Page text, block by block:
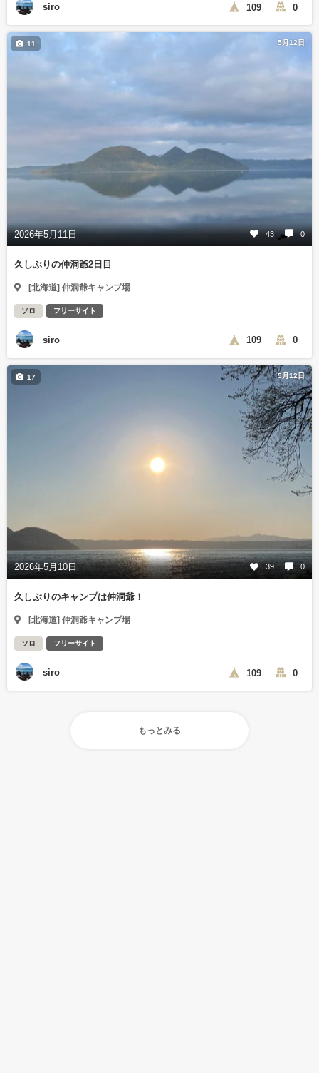
siro 109 0
5月12日
2026年5月11日 43 0
11
久しぶりの仲洞爺2日目
[北海道] 仲洞爺キャンプ場
ソロ フリーサイト
siro 109 0
5月12日
2026年5月10日 39 0
17
久しぶりのキャンプは仲洞爺！
[北海道] 仲洞爺キャンプ場
ソロ フリーサイト
siro 109 0
もっとみる